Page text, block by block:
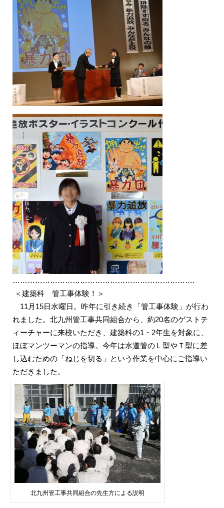
……………………………………………………………….
＜建築科 管工事体験！＞
11月15日水曜日。昨年に引き続き「管工事体験」が行わ
れました。北九州管工事共同組合から、約20名のゲストテ
ィーチャーに来校いただき、建築科の1・2年生を対象に、
ほぼマンツーマンの指導。今年は水道管のＬ型やＴ型に差
し込むための「ねじを切る」という作業を中心にご指導い
ただきました。
北九州管工事共同組合の先生方による説明